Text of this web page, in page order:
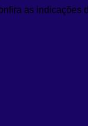
as indicações